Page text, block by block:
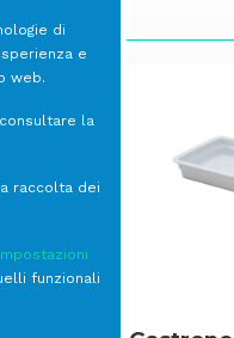
di
e
web.
la
raccolta dei
funzionali